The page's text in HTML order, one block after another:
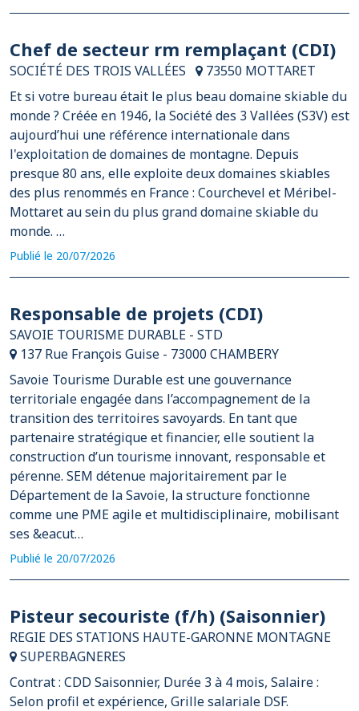
Chef de secteur rm remplaçant (CDI)
SOCIÉTÉ DES TROIS VALLÉES
73550 MOTTARET
Et si votre bureau était le plus beau domaine skiable du
monde ? Créée en 1946, la Société des 3 Vallées (S3V) est
aujourd’hui une référence internationale dans
l'exploitation de domaines de montagne. Depuis
presque 80 ans, elle exploite deux domaines skiables
des plus renommés en France : Courchevel et Méribel-
Mottaret au sein du plus grand domaine skiable du
monde. …
Publié le 20/07/2026
Responsable de projets (CDI)
SAVOIE TOURISME DURABLE - STD
137 Rue François Guise - 73000 CHAMBERY
Savoie Tourisme Durable est une gouvernance
territoriale engagée dans l’accompagnement de la
transition des territoires savoyards. En tant que
partenaire stratégique et financier, elle soutient la
construction d’un tourisme innovant, responsable et
pérenne. SEM détenue majoritairement par le
Département de la Savoie, la structure fonctionne
comme une PME agile et multidisciplinaire, mobilisant
ses &eacut…
Publié le 20/07/2026
Pisteur secouriste (f/h) (Saisonnier)
REGIE DES STATIONS HAUTE-GARONNE MONTAGNE
SUPERBAGNERES
Contrat : CDD Saisonnier, Durée 3 à 4 mois, Salaire :
Selon profil et expérience, Grille salariale DSF.